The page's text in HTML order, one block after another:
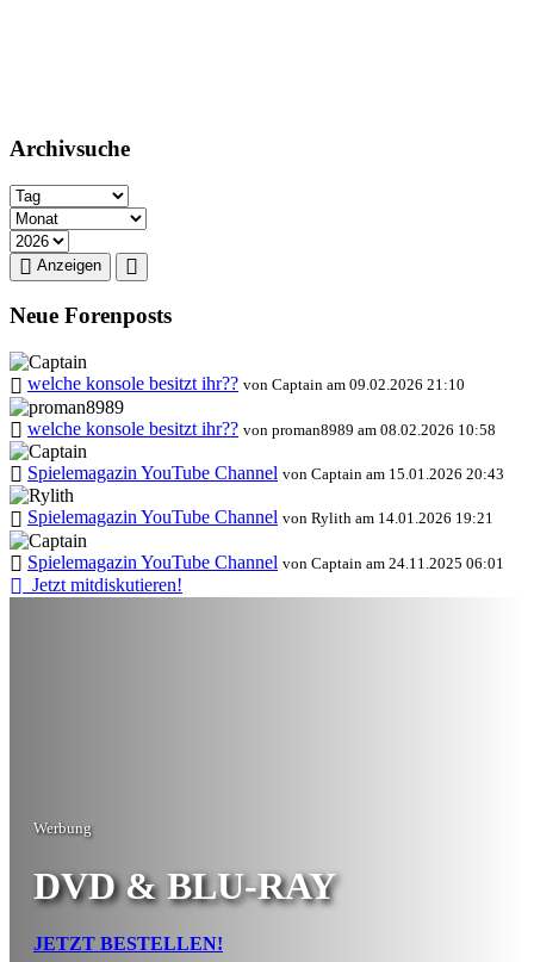
Archivsuche
Anzeigen
Neue Forenposts
welche konsole besitzt ihr?? von Captain am 09.02.2026 21:10
welche konsole besitzt ihr?? von proman8989 am 08.02.2026 10:58
Spielemagazin YouTube Channel von Captain am 15.01.2026 20:43
Spielemagazin YouTube Channel von Rylith am 14.01.2026 19:21
Spielemagazin YouTube Channel von Captain am 24.11.2025 06:01
Jetzt mitdiskutieren!
Werbung
DVD & BLU-RAY
JETZT BESTELLEN!